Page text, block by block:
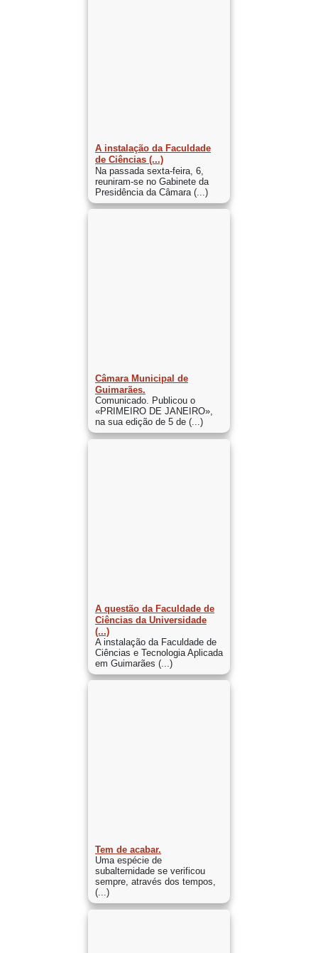
A instalação da Faculdade
de Ciências (...)
Na passada sexta-feira, 6,
reuniram-se no Gabinete da
Presidência da Câmara (...)
Câmara Municipal de
Guimarães.
Comunicado. Publicou o
«PRIMEIRO DE JANEIRO»,
na sua edição de 5 de (...)
A questão da Faculdade de
Ciências da Universidade
(...)
A instalação da Faculdade de
Ciências e Tecnologia Aplicada
em Guimarães (...)
Tem de acabar.
Uma espécie de
subalternidade se verificou
sempre, através dos tempos,
(...)